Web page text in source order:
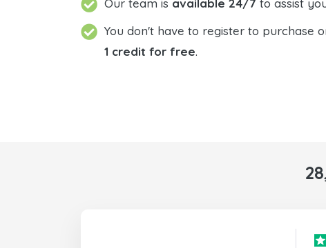
Our team is available 24/7 to assist
You don't have to register to purchase
1 credit for free.